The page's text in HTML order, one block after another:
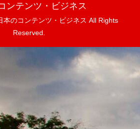
ンテンツ・ビジネス
のコンテンツ・ビジネス All Rights
Reserved.